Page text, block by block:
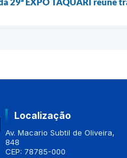
Localização
Av. Macario Subtil de Oliveira,
848
CEP: 78785-000